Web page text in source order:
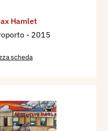
Hamlet
- 2015
scheda